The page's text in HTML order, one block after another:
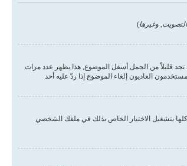
وغيرها)
قليلاً من الجمل أسفل الموضوع, هذا يظهر عدد مرات
العاديون إلغاء الموضوع إذا ردّ عليه أحد
كلها بتشغيل الاختيار الخاص بذلك في ملفك الشخصي